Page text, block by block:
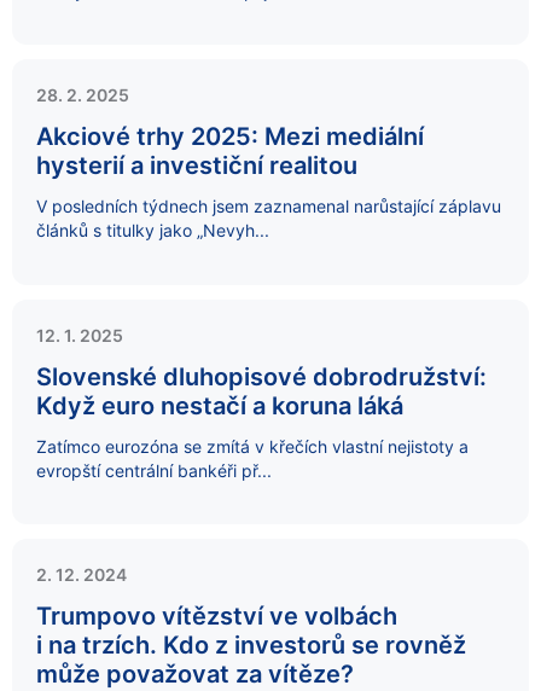
28. 2. 2025
Akciové trhy 2025: Mezi mediální
hysterií a investiční realitou
V posledních týdnech jsem zaznamenal narůstající záplavu
článků s titulky jako „Nevyh...
12. 1. 2025
Slovenské dluhopisové dobrodružství:
Když euro nestačí a koruna láká
Zatímco eurozóna se zmítá v křečích vlastní nejistoty a
evropští centrální bankéři př...
2. 12. 2024
Trumpovo vítězství ve volbách
i na trzích. Kdo z investorů se rovněž
může považovat za vítěze?